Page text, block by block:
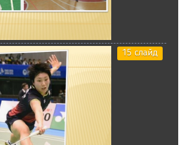
15 слайд